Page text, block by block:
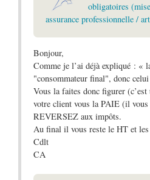
obligatoires
assurance professionnelle /
Bonjour,
Comme je l’ai déjà expliqué : «
"consommateur final", donc
Vous la faites donc figurer
votre client vous la PAIE (il
REVERSEZ aux impôts.
Au final il vous reste le HT et
Cdlt
CA